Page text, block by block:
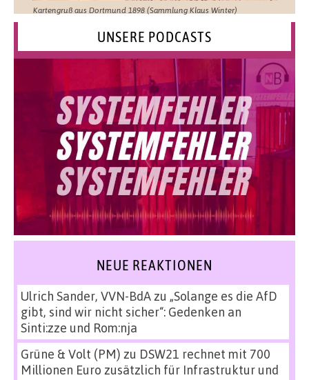
Kartengruß aus Dortmund 1898 (Sammlung Klaus Winter)
UNSERE PODCASTS
NEUE REAKTIONEN
Ulrich Sander, VVN-BdAzu „Solange es die AfD
gibt, sind wir nicht sicher“: Gedenken an
Sinti:zze und Rom:nja
Grüne & Volt (PM) zu DSW21 rechnet mit 700
Millionen Euro zusätzlich für Infrastruktur und